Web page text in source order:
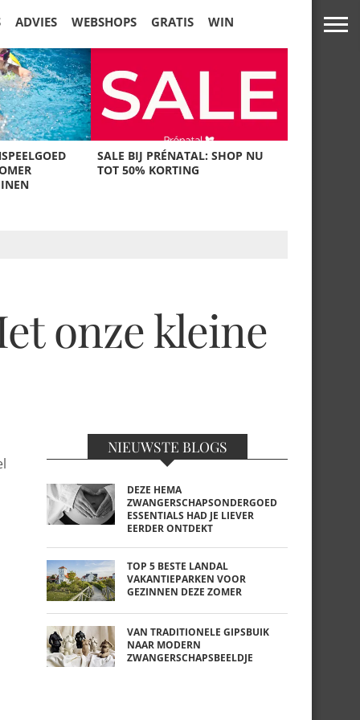
ADVIES WEBSHOPS GRATIS WIN
SALE BIJ PRÉNATAL: SHOP NU
TOT 50% KORTING
onze kleine
NIEUWSTE BLOGS
DEZE HEMA
ZWANGERSCHAPSONDERGOED
ESSENTIALS HAD JE LIEVER
EERDER ONTDEKT
TOP 5 BESTE LANDAL
VAKANTIEPARKEN VOOR
GEZINNEN DEZE ZOMER
VAN TRADITIONELE GIPSBUIK
NAAR MODERN
ZWANGERSCHAPSBEELDJE